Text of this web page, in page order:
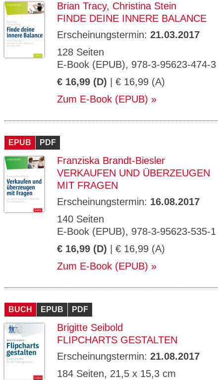
Brian Tracy, Christina Stein
FINDE DEINE INNERE BALANCE
Erscheinungstermin: 21.03.2017
128 Seiten
E-Book (EPUB), 978-3-95623-474-3
€ 16,99 (D) | € 16,99 (A)
Zum E-Book (EPUB)
EPUB PDF
Franziska Brandt-Biesler
VERKAUFEN UND ÜBERZEUGEN
MIT FRAGEN
Erscheinungstermin: 16.08.2017
140 Seiten
E-Book (EPUB), 978-3-95623-535-1
€ 16,99 (D) | € 16,99 (A)
Zum E-Book (EPUB)
BUCH EPUB PDF
Brigitte Seibold
FLIPCHARTS GESTALTEN
Erscheinungstermin: 21.08.2017
184 Seiten, 21,5 x 15,3 cm